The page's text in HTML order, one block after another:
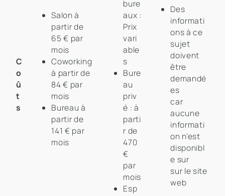
C
o
û
t
s
Salon à
partir de
65 € par
mois
Coworking
à partir de
84 € par
mois
Bureau à
partir de
141 € par
mois
bure
aux :
Prix
vari
able
s
Bure
au
priv
é : à
parti
r de
470
€
par
mois
Esp
Des
informati
ons à ce
sujet
doivent
être
demandé
es
car
aucune
informati
on n'est
disponibl
e sur
sur le site
web